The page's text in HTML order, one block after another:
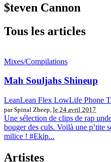
$teven Cannon
Tous les articles
Mixes/Compilations
Mah Souljahs Shineup
LeanLean Flex LowLife Phone
par Spinal Zheep, le 24 avril 2017
Une sélection de clips de rap
bouger des culs. Voilà une p’tite
milice ! #Ekip...
Artistes